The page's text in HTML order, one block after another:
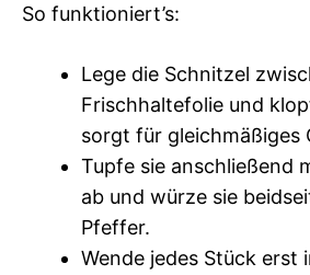
So funktioniert’s:
Lege die Schnitzel
Frischhaltefolie und
sorgt für gleichmäßiges
Tupfe sie anschließend
ab und würze sie
Pfeffer.
Wende jedes Stück erst